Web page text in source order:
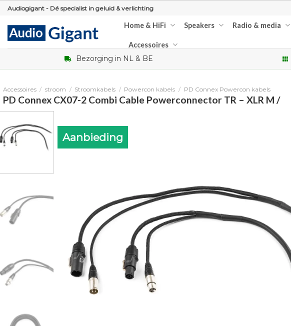
Skip
content
Audiogigant - Dé specialist in geluid & verlichting
Home & HiFi Speakers Radio & media
Accessoires
Bezorging in NL & BE
Accessoires / stroom / Stroomkabels / Powercon kabels / PD Connex Powercon kabels
PD Connex CX07-2 Combi Cable Powerconnector TR – XLR M /
Aanbieding